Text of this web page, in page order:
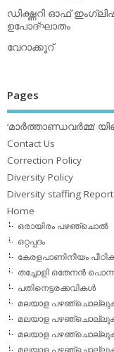
ഡിക്ഷ്ണറി ഓഫ്
ഉപോദ്ഘാതം
വേറാക്കൂറ്
Pages
‘മാര്‍ത്താണ്ഡവര്‍മ്മ’
Contact Us
Correction Policy
Diversity Policy
Diversity staffing Report
Home
ഒരായിരം പഴഞ്ചൊല്‍
ഒറ്റപ്പദം
കേരളപാണിനീയം
തച്ചോളി ഒതേനൻ
പതിനെട്ടരക്കവികള്‍
മലയാള
മലയാള
മലയാള
മലയാള